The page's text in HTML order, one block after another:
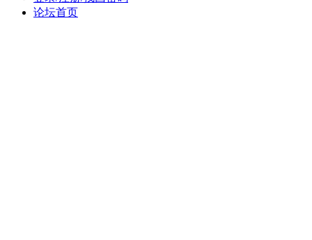
论坛首页